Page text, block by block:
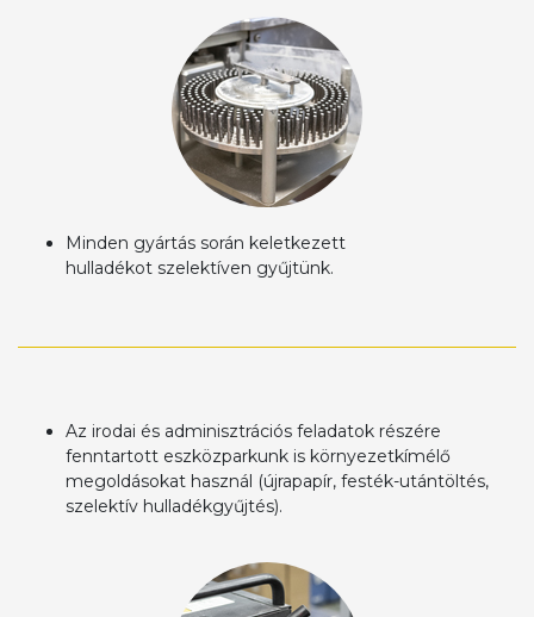
Minden gyártás során keletkezett
hulladékot szelektíven gyűjtünk.
Az irodai és adminisztrációs feladatok részére
fenntartott eszközparkunk is környezetkímélő
megoldásokat használ (újrapapír, festék-utántöltés,
szelektív hulladékgyűjtés).